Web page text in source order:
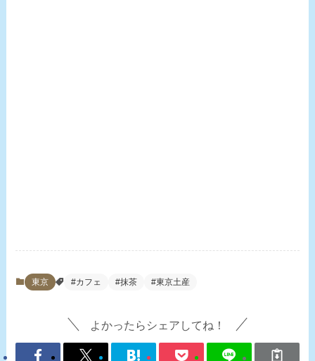
東京 #カフェ #抹茶 #東京土産
よかったらシェアしてね！